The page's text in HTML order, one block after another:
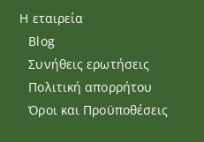
Η εταιρεία
Blog
Συνήθεις ερωτήσεις
Πολιτική απορρήτου
Όροι και Προϋποθέσεις